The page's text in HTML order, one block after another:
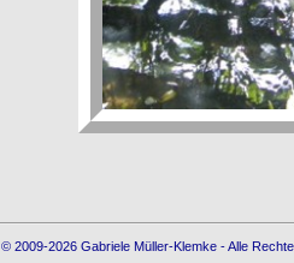
© 2009-2026 Gabriele Müller-Klemke - Alle